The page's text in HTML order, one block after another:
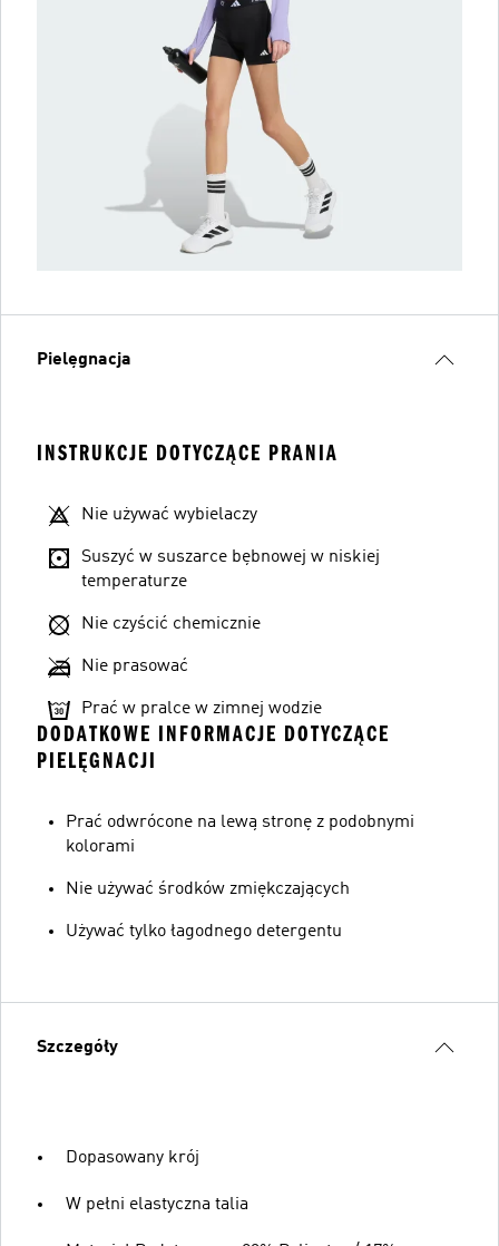
Pielęgnacja
INSTRUKCJE DOTYCZĄCE PRANIA
Nie używać wybielaczy
Suszyć w suszarce bębnowej w niskiej
temperaturze
Nie czyścić chemicznie
Nie prasować
Prać w pralce w zimnej wodzie
DODATKOWE INFORMACJE DOTYCZĄCE
PIELĘGNACJI
Prać odwrócone na lewą stronę z podobnymi
kolorami
Nie używać środków zmiękczających
Używać tylko łagodnego detergentu
Szczegóły
Dopasowany krój
W pełni elastyczna talia